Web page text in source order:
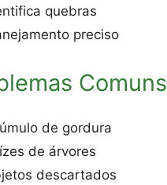
quebras
preciso
Comuns
de gordura
de árvores
descartados